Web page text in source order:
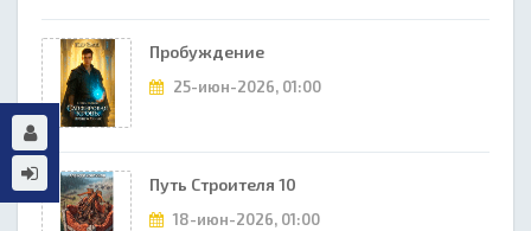
Пробуждение
25-июн-2026, 01:00
Путь Строителя 10
18-июн-2026, 01:00